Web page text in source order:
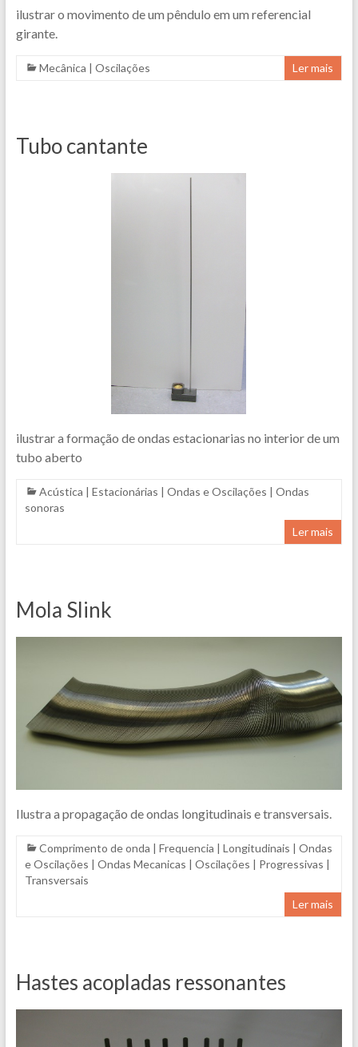
ilustrar o movimento de um pêndulo em um referencial
girante.
Mecânica | Oscilações Ler mais
Tubo cantante
ilustrar a formação de ondas estacionarias no interior de um
tubo aberto
Acústica | Estacionárias | Ondas e Oscilações | Ondas
sonoras
Ler mais
Mola Slink
Ilustra a propagação de ondas longitudinais e transversais.
Comprimento de onda | Frequencia | Longitudinais | Ondas
e Oscilações | Ondas Mecanicas | Oscilações | Progressivas |
Transversais
Ler mais
Hastes acopladas ressonantes